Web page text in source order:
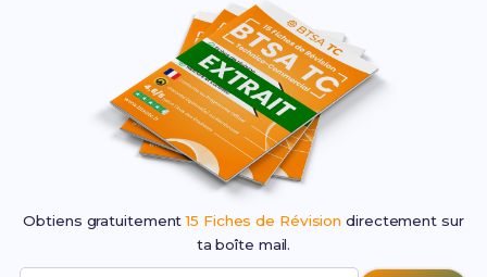
Obtiens gratuitement15 Fiches de Révision directement sur
ta boîte mail.